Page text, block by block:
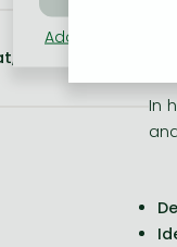
házi
In
Adatkezelési